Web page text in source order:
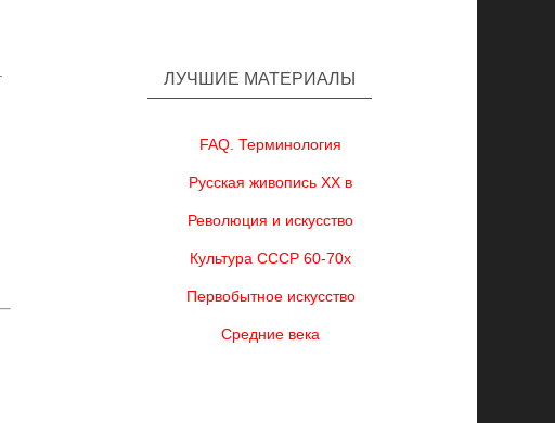
ЛУЧШИЕ МАТЕРИАЛЫ
FAQ. Терминология
Русская живопись XX в
Революция и искусство
Культура СССР 60-70х
Первобытное искусство
Средние века